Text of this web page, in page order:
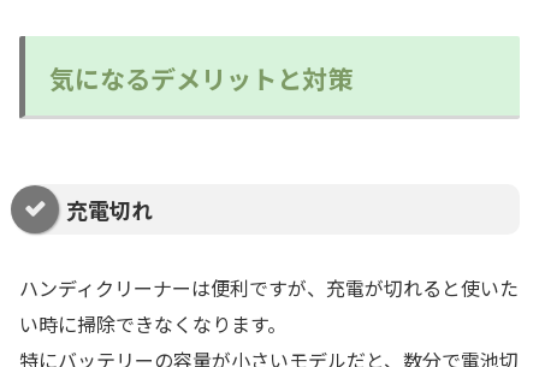
気になるデメリットと対策
充電切れ
ハンディクリーナーは便利ですが、充電が切れると使いた
い時に掃除できなくなります。
特にバッテリーの容量が小さいモデルだと、数分で電池切